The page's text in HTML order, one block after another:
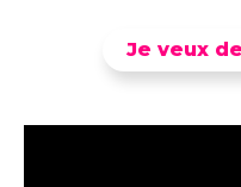
Je veux